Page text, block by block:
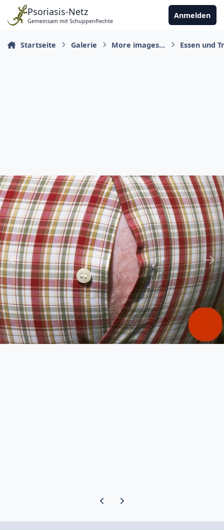
Zu Inhalt springen
Psoriasis-Netz
Gemeinsam mit Schuppenflechte
Anmelden
Startseite Galerie More images... Essen und
Vorherige Karussell-Folie
Nächste Karussell-Folie